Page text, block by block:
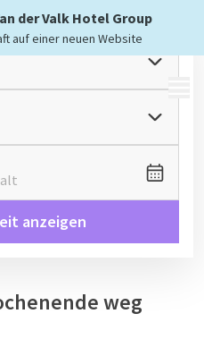
der Valk Hotel Group
auf einer neuen Website
MENÜ
anzeigen
weg